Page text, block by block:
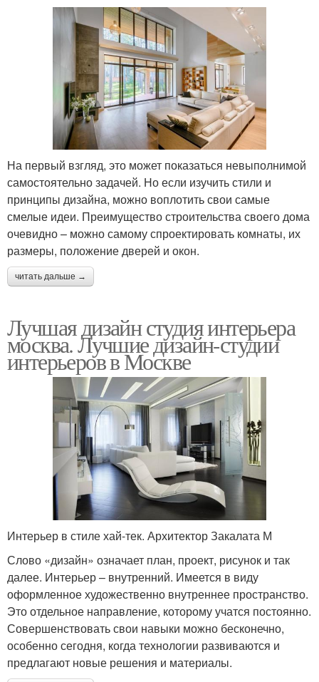
На первый взгляд, это может показаться невыполнимой
самостоятельно задачей. Но если изучить стили и
принципы дизайна, можно воплотить свои самые
смелые идеи. Преимущество строительства своего дома
очевидно – можно самому спроектировать комнаты, их
размеры, положение дверей и окон.
читать дальше →
Лучшая дизайн студия интерьера
москва. Лучшие дизайн-студии
интерьеров в Москве
Интерьер в стиле хай-тек. Архитектор Закалата М
Слово «дизайн» означает план, проект, рисунок и так
далее. Интерьер – внутренний. Имеется в виду
оформленное художественно внутреннее пространство.
Это отдельное направление, которому учатся постоянно.
Совершенствовать свои навыки можно бесконечно,
особенно сегодня, когда технологии развиваются и
предлагают новые решения и материалы.